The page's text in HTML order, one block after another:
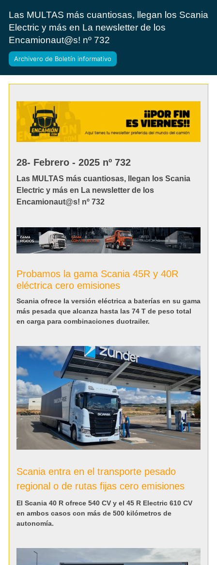
Las MULTAS más cuantiosas, llegan los Scania
Electric y más en La newsletter de los
Encamionaut@s! nº 732
Archivero de Boletín informativo
28- Febrero - 2025 nº 732
Las MULTAS más cuantiosas, llegan los Scania
Electric y más en La newsletter de los
Encamionaut@s! nº 732
Probamos la gama Scania 45R y 40R
eléctrica cero emisiones
Scania ofrece la versión eléctrica a baterías en su gama
más pesada que alcanza hasta las 74 T de peso total
en carga para combinaciones duotrailer.
Scania entra en el transporte pesado
regional o de rutas fijas cero emisiones
El Scania 40 R ofrece 540 CV y el 45 R Electric 610 CV
en ambos casos con más de 500 kilómetros de
autonomía.